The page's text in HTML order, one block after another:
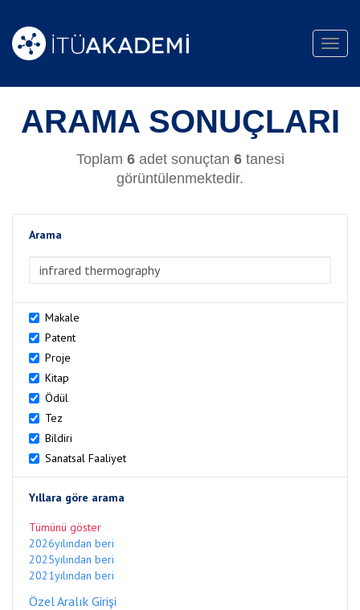
ARAMA SONUÇLARI
Toplam 6adet sonuçtan 6tanesi
görüntülenmektedir.
Arama
Makale
Patent
Proje
Kitap
Ödül
Tez
Bildiri
Sanatsal Faaliyet
Yıllara göre arama
Tümünü göster
2026yılından beri
2025yılından beri
2021yılından beri
Özel Aralık Girişi